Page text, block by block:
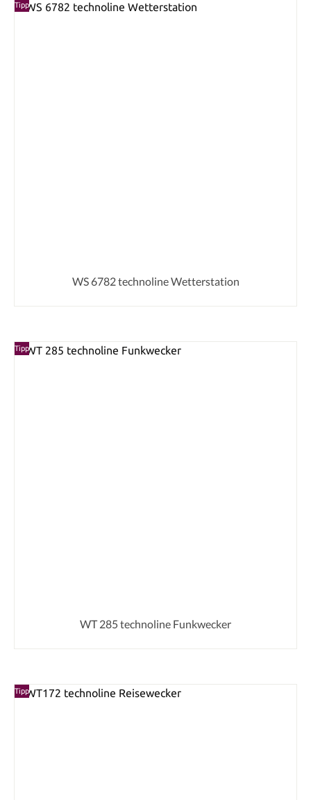
Tipp
WS 6782 technoline Wetterstation
Tipp
WT 285 technoline Funkwecker
Tipp